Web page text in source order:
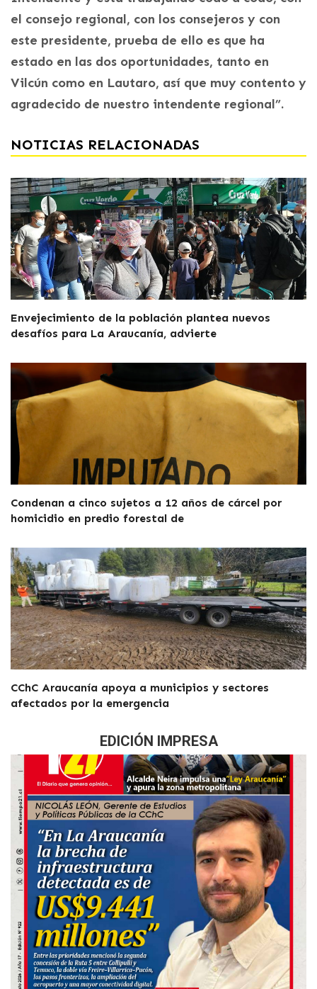
el consejo regional, con los consejeros y con
este presidente, prueba de ello es que ha
estado en las dos oportunidades, tanto en
Vilcún como en Lautaro, así que muy contento y
agradecido de nuestro intendente regional”.
NOTICIAS RELACIONADAS
Envejecimiento de la población plantea nuevos
desafíos para La Araucanía, advierte
Condenan a cinco sujetos a 12 años de cárcel por
homicidio en predio forestal de
CChC Araucanía apoya a municipios y sectores
afectados por la emergencia
EDICIÓN IMPRESA